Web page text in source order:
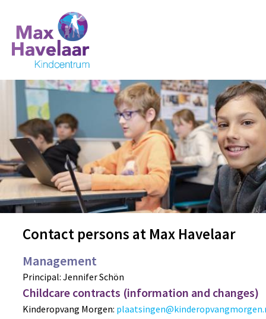
Contact persons at Max Havelaar
Management
Principal: Jennifer Schön
Childcare contracts (information and changes)
Kinderopvang Morgen: